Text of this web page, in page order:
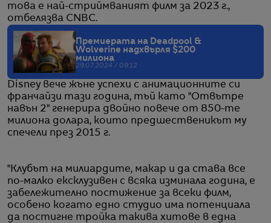
това е най-стриймваният филм за 2023 г.,
отбелязва CNBC.
Премиерата на Deadpool &
Wolverine надхвърля $200
милиона
29.07.2024 / 09:12
Disney вече жъне успехи с анимационните си
франчайзи тази година, тъй като "Отвътре
навън 2" генерира двойно повече от 850-те
милиона долара, които предшественикът му
спечели през 2015 г.
"Клубът на милиардите, макар и да става все
по-малко ексклузивен с всяка изминала година, е
забележително постижение за всеки филм,
особено когато едно студио има потенциала
да постигне тройка такива хитове в една